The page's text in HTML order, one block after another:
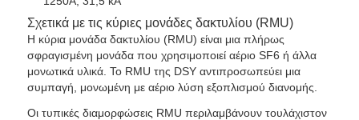
Εμφάνιση VR
Σχετικά με εμάς
Σχετικά με τις κύριες μονάδες δακτυλίου (RMU)
Η κύρια μονάδα δακτυλίου (RMU) είναι μια πλήρως
σφραγισμένη μονάδα που χρησιμοποιεί αέριο SF6 ή άλλα
μονωτικά υλικά. Το RMU της DSY αντιπροσωπεύει μια
συμπαγή, μονωμένη με αέριο λύση εξοπλισμού διανομής.
Οι τυπικές διαμορφώσεις RMU περιλαμβάνουν τουλάχιστον